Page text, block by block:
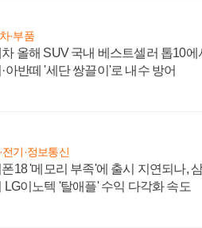
·부품
올해 SUV 국내 베스트셀러 톱10
아반떼 '세단 쌍끌이'로 내수 방어
전기·정보통신
18 '메모리 부족'에 출시 지연되나,
LG이노텍 '탈애플' 수익 다각화 속도